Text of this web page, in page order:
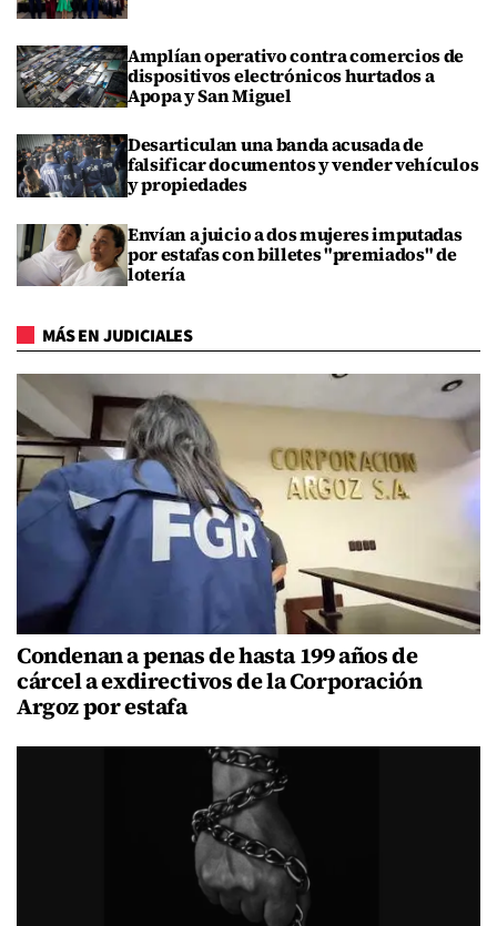
Amplían operativo contra comercios de
dispositivos electrónicos hurtados a
Apopa y San Miguel
Desarticulan una banda acusada de
falsificar documentos y vender vehículos
y propiedades
Envían a juicio a dos mujeres imputadas
por estafas con billetes "premiados" de
lotería
MÁS EN JUDICIALES
Condenan a penas de hasta 199 años de
cárcel a exdirectivos de la Corporación
Argoz por estafa